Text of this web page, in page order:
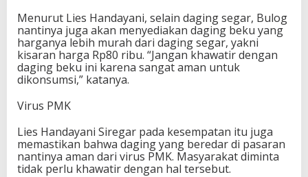
Menurut Lies Handayani, selain daging segar, Bulog
nantinya juga akan menyediakan daging beku yang
harganya lebih murah dari daging segar, yakni
kisaran harga Rp80 ribu. “Jangan khawatir dengan
daging beku ini karena sangat aman untuk
dikonsumsi,” katanya.
Virus PMK
Lies Handayani Siregar pada kesempatan itu juga
memastikan bahwa daging yang beredar di pasaran
nantinya aman dari virus PMK. Masyarakat diminta
tidak perlu khawatir dengan hal tersebut.